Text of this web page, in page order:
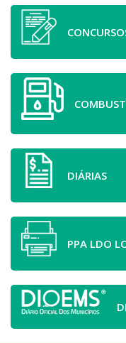
DIÁRIAS
PPA LDO